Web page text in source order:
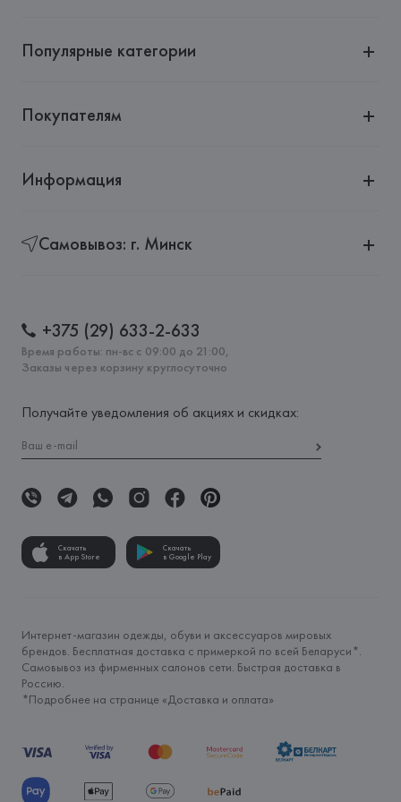
Популярные категории
Покупателям
Информация
Самовывоз: г. Минск
+375 (29) 633-2-633
Время работы: пн-вс с 09:00 до 21:00,
Заказы через корзину круглосуточно
Получайте уведомления об акциях и скидках:
Скачать
в App Store
Скачать
в Google Play
Интернет-магазин одежды, обуви и аксессуаров мировых
брендов. Бесплатная доставка с примеркой по всей Беларуси*.
Самовывоз из фирменных салонов сети. Быстрая доставка в
Россию.
*Подробнее на странице «Доставка и оплата»